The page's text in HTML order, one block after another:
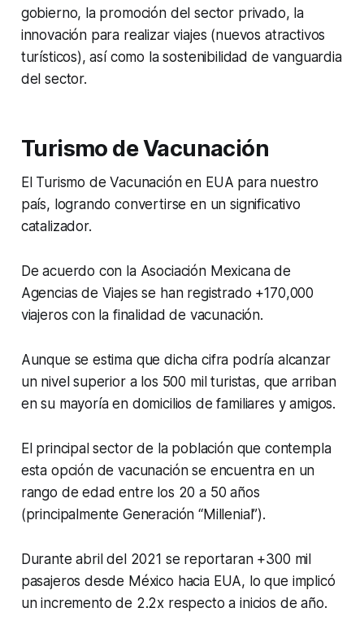
gobierno, la promoción del sector privado, la
innovación para realizar viajes (nuevos atractivos
turísticos), así como la sostenibilidad de vanguardia
del sector.
Turismo de Vacunación
El Turismo de Vacunación en EUA para nuestro
país, logrando convertirse en un significativo
catalizador.
De acuerdo con la Asociación Mexicana de
Agencias de Viajes se han registrado +170,000
viajeros con la finalidad de vacunación.
Aunque se estima que dicha cifra podría alcanzar
un nivel superior a los 500 mil turistas, que arriban
en su mayoría en domicilios de familiares y amigos.
El principal sector de la población que contempla
esta opción de vacunación se encuentra en un
rango de edad entre los 20 a 50 años
(principalmente Generación “Millenial”).
Durante abril del 2021 se reportaran +300 mil
pasajeros desde México hacia EUA, lo que implicó
un incremento de 2.2x respecto a inicios de año.